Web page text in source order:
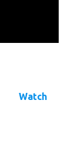
Watch